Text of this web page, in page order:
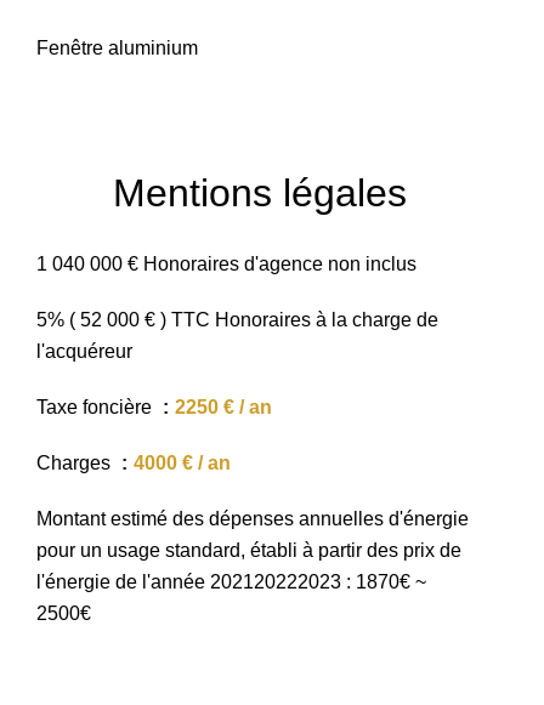
Fenêtre aluminium
Mentions légales
1 040 000 € Honoraires d'agence non inclus
5% ( 52 000 € ) TTC Honoraires à la charge de
l'acquéreur
Taxe foncière 2250 € / an
Charges 4000 € / an
Montant estimé des dépenses annuelles d'énergie
pour un usage standard, établi à partir des prix de
l'énergie de l'année 202120222023 : 1870€ ~
2500€